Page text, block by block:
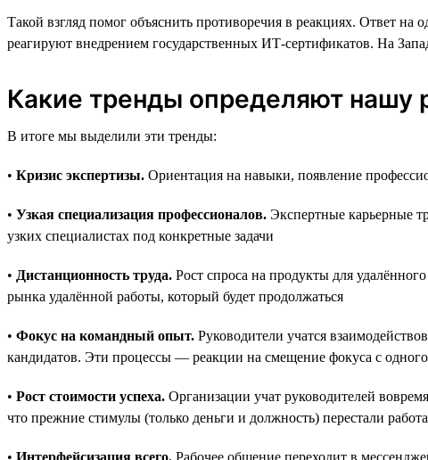
Такой взгляд помог объяснить противоречия в реакциях. Ответ
реагируют внедрением государственных ИТ-сертификатов. На
Какие тренды определяют нашу
В итоге мы выделили эти тренды:
• Кризис экспертизы. Ориентация на навыки, появление
• Узкая специализация профессионалов. Экспертные карьерные
узких специалистах под конкретные задачи
• Дистанционность труда. Рост спроса на продукты для
рынка удалённой работы, который будет продолжаться
• Фокус на командный опыт. Руководители учатся
кандидатов. Эти процессы — реакции на смещение фокуса с
• Рост стоимости успеха. Организации учат руководителей
что прежние стимулы (только деньги и должность) перестали
• Интерфейсизация всего. Рабочее общение переходит в